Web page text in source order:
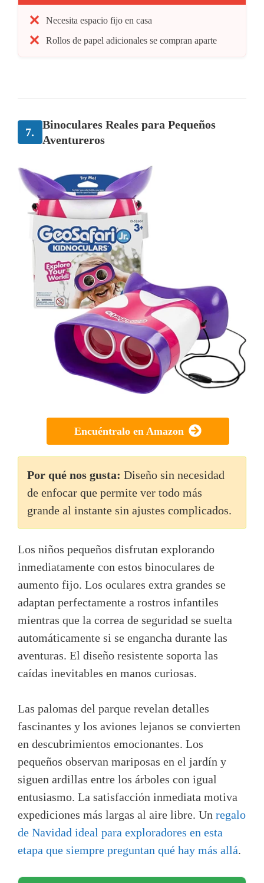
Necesita espacio fijo en casa
Rollos de papel adicionales se compran aparte
7.
Binoculares Reales para Pequeños
Aventureros
Encuéntralo en Amazon
Por qué nos gusta: Diseño sin necesidad
de enfocar que permite ver todo más
grande al instante sin ajustes complicados.
Los niños pequeños disfrutan explorando
inmediatamente con estos binoculares de
aumento fijo. Los oculares extra grandes se
adaptan perfectamente a rostros infantiles
mientras que la correa de seguridad se suelta
automáticamente si se engancha durante las
aventuras. El diseño resistente soporta las
caídas inevitables en manos curiosas.
Las palomas del parque revelan detalles
fascinantes y los aviones lejanos se convierten
en descubrimientos emocionantes. Los
pequeños observan mariposas en el jardín y
siguen ardillas entre los árboles con igual
entusiasmo. La satisfacción inmediata motiva
expediciones más largas al aire libre. Un regalo
de Navidad ideal para exploradores en esta
etapa que siempre preguntan qué hay más allá.